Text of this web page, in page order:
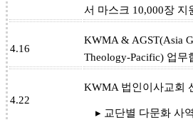
서 마스크 10,000장 지
4.16
KWMA & AGST(Asia
Theology-Pacific) 업무
4.22
KWMA 법인이사교회
▸ 교단별 다문화 사